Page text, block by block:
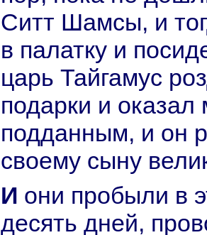
Ситт Шамсы, и
в палатку и
царь Тайгамус
подарки и оказал
подданным, и он
своему сыну
И они пробыли в этом месте
десять дней,